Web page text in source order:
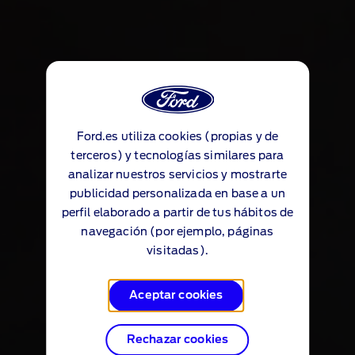
Ford.es utiliza cookies (propias y de
terceros) y tecnologías similares para
analizar nuestros servicios y mostrarte
publicidad personalizada en base a un
perfil elaborado a partir de tus hábitos de
navegación (por ejemplo, páginas
visitadas).
Aceptar cookies
Rechazar cookies